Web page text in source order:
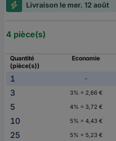
Livraison le mer. 12 août
4 pièce(s)
Quantité
(pièce(s))
Economie
1 -
3
3% = 2,66 €
5
4% = 3,72 €
10
5% = 4,43 €
25
5% = 5,23 €